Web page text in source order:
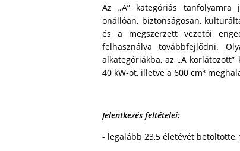
Az „A” kategóriás tanfolyamra
önállóan, biztonságosan,
és a megszerzett vezetői
felhasználva továbbfejlődni.
alkategóriákba, az „A
40 kW-ot, illetve a 600 cm³
Jelentkezés feltételei:
- legalább 23,5 életévét betöltötte,